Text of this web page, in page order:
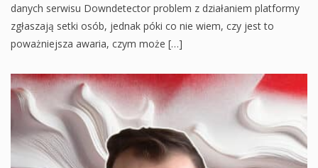
danych serwisu Downdetector problem z działaniem platformy
zgłaszają setki osób, jednak póki co nie wiem, czy jest to
poważniejsza awaria, czym może […]